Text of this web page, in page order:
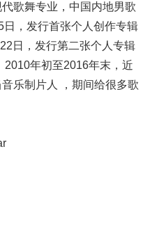
歌舞专业，中国内地男歌
，发行首张个人创作专辑
日，发行第二张个人专辑
2010年初至2016年末，近
乐制片人 ，期间给很多歌